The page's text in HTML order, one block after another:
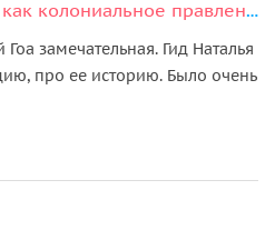
Португальский Гоа или как колониальное правление отразилось на жизни штата.
замечательная. Гид Наталья
про ее историю. Было очень